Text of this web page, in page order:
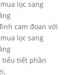
tiểu tiết phần